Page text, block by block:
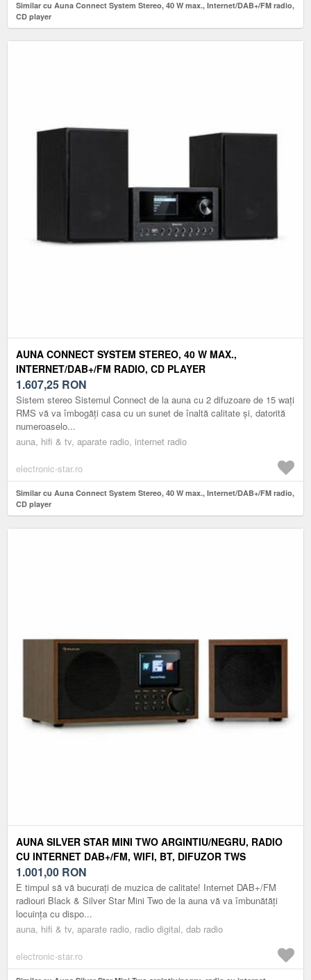
Similar cu Auna Connect System Stereo, 40 W max., Internet/DAB+/FM radio,
CD player
AUNA CONNECT SYSTEM STEREO, 40 W MAX.,
INTERNET/DAB+/FM RADIO, CD PLAYER
1.607,25 RON
Sistem stereo Sistemul Connect de la auna cu 2 difuzoare de 15 wați
RMS vă va îmbogăți casa cu un sunet de înaltă calitate și, datorită
numeroaselo...
auna, hifi & tv, aparate radio, internet radio
electronic-star.ro
Similar cu Auna Connect System Stereo, 40 W max., Internet/DAB+/FM radio,
CD player
AUNA SILVER STAR MINI TWO ARGINTIU/NEGRU, RADIO
CU INTERNET DAB+/FM, WIFI, BT, DIFUZOR TWS
1.001,00 RON
E timpul să vă bucurați de muzica de calitate! Internet DAB+/FM
radiouri Black & Silver Star Mini Two de la auna vă va îmbunătăți
locuința cu dispo...
auna, hifi & tv, aparate radio, radio digital, dab radio
electronic-star.ro